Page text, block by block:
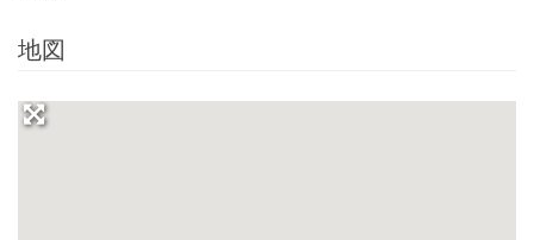
地図